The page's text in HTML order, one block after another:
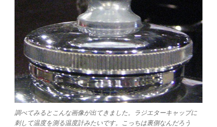
調べてみるとこんな画像が出てきました。ラジエターキャップに
刺して温度を測る温度計みたいです。こっちは裏側なんだろう